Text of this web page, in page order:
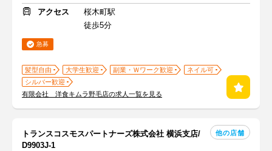
アクセス
桜木町駅
徒歩5分
急募
髪型自由 大学生歓迎 副業・Ｗワーク歓迎
ネイル可
シルバー歓迎
有限会社 洋食キムラ野毛店の求人一覧を見る
トランスコスモスパートナーズ株式会社 横浜支店/
D9903J-1
他の店舗